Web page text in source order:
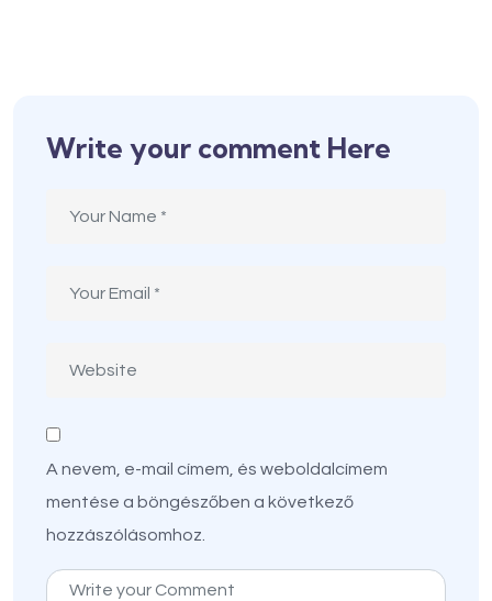
Write your comment Here
A nevem, e-mail címem, és weboldalcímem
mentése a böngészőben a következő
hozzászólásomhoz.